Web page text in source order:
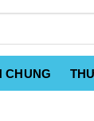
CHUNG